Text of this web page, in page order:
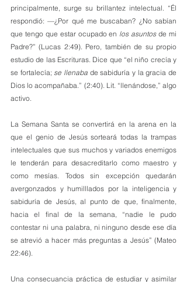
principalmente, surge su brillantez intelectual. “Él
respondió: —¿Por qué me buscaban? ¿No sabían
que tengo que estar ocupado en los asuntos de mi
Padre?” (Lucas 2:49). Pero, también de su propio
estudio de las Escrituras. Dice que “el niño crecía y
se fortalecía; se llenaba de sabiduría y la gracia de
Dios lo acompañaba.” (2:40). Lit. “llenándose,” algo
activo.
La Semana Santa se convertirá en la arena en la
que el genio de Jesús sorteará todas la trampas
intelectuales que sus muchos y variados enemigos
le tenderán para desacreditarlo como maestro y
como mesías. Todos sin excepción quedarán
avergonzados y humilllados por la inteligencia y
sabiduría de Jesús, al punto de que, finalmente,
hacia el final de la semana, “nadie le pudo
contestar ni una palabra, ni ninguno desde ese día
se atrevió a hacer más preguntas a Jesús” (Mateo
22:46).
Una consecuancia práctica de estudiar y asimilar